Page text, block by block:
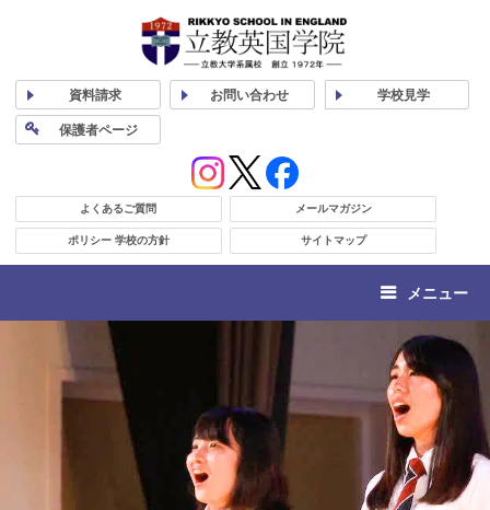
資料請求 お問い合わせ 学校見学
保護者ページ
よくあるご質問 メールマガジン
ポリシー 学校の方針 サイトマップ
メニュー